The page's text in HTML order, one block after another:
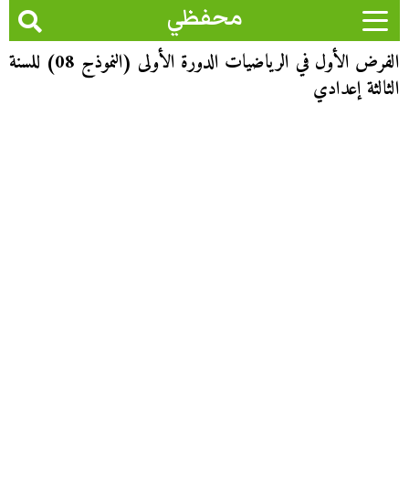
محفظي
الفرض الأول في الرياضيات الدورة الأولى (النموذج 08) للسنة
الثالثة إعدادي